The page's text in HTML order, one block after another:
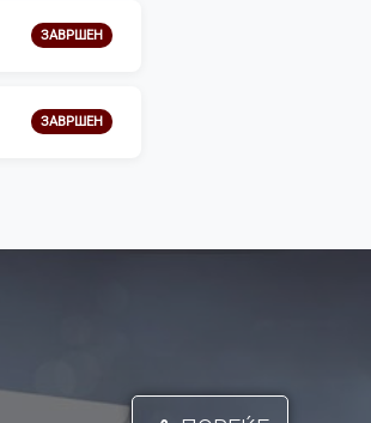
ЗАВРШЕН
ЗАВРШЕН